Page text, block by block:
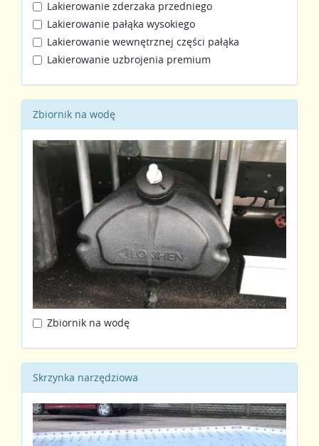
Lakierowanie zderzaka przedniego
Lakierowanie pałąka wysokiego
Lakierowanie wewnętrznej części pałąka
Lakierowanie uzbrojenia premium
Zbiornik na wodę
Zbiornik na wodę
Skrzynka narzędziowa